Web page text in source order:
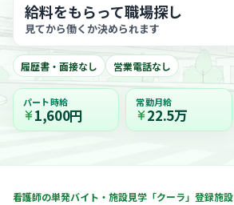
給料をもらって職場探し
見てから働くか決められます
履歴書・面接なし 営業電話なし
パート時給
1,600円
常勤月給
22.5万
看護師の単発バイト・施設見学「クーラ」登録施設